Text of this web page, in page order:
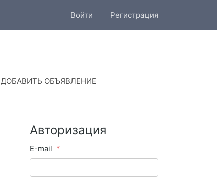
Войти Регистрация
ДОБАВИТЬ ОБЪЯВЛЕНИЕ
Авторизация
E-mail